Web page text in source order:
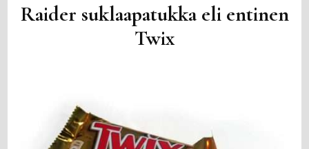
Raider suklaapatukka eli entinen
Twix